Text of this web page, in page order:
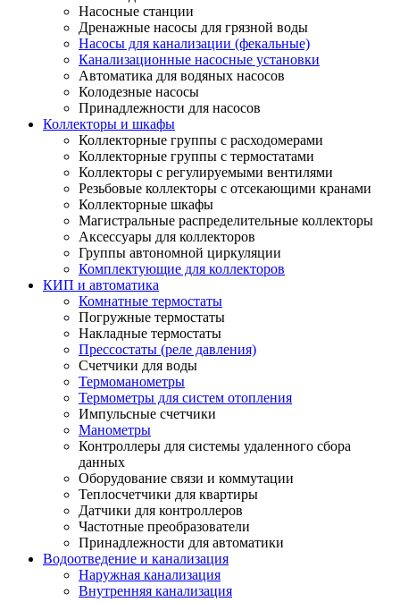
Насосные станции
Дренажные насосы для грязной воды
Насосы для канализации (фекальные)
Канализационные насосные установки
Автоматика для водяных насосов
Колодезные насосы
Принадлежности для насосов
Коллекторы и шкафы
Коллекторные группы с расходомерами
Коллекторные группы с термостатами
Коллекторы с регулируемыми вентилями
Резьбовые коллекторы с отсекающими кранами
Коллекторные шкафы
Магистральные распределительные коллекторы
Аксессуары для коллекторов
Группы автономной циркуляции
Комплектующие для коллекторов
КИП и автоматика
Комнатные термостаты
Погружные термостаты
Накладные термостаты
Прессостаты (реле давления)
Счетчики для воды
Термоманометры
Термометры для систем отопления
Импульсные счетчики
Манометры
Контроллеры для системы удаленного сбора
данных
Оборудование связи и коммутации
Теплосчетчики для квартиры
Датчики для контроллеров
Частотные преобразователи
Принадлежности для автоматики
Водоотведение и канализация
Наружная канализация
Внутренняя канализация